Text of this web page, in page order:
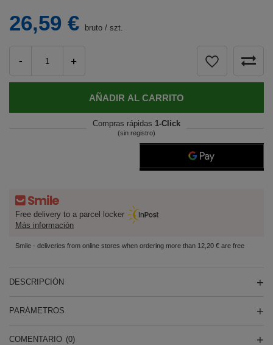
26,59 € bruto / szt.
- +
AÑADIR AL CARRITO
Compras rápidas 1-Click
(sin registro)
Free delivery to a parcel locker
Más información
Smile - deliveries from online stores when ordering more than 12,20 € are free
DESCRIPCIÓN
PARÁMETROS
COMENTARIO (0)